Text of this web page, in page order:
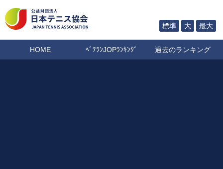
標準 大 最大
HOME ﾍﾞﾃﾗﾝJOPﾗﾝｷﾝｸﾞ 過去のランキング